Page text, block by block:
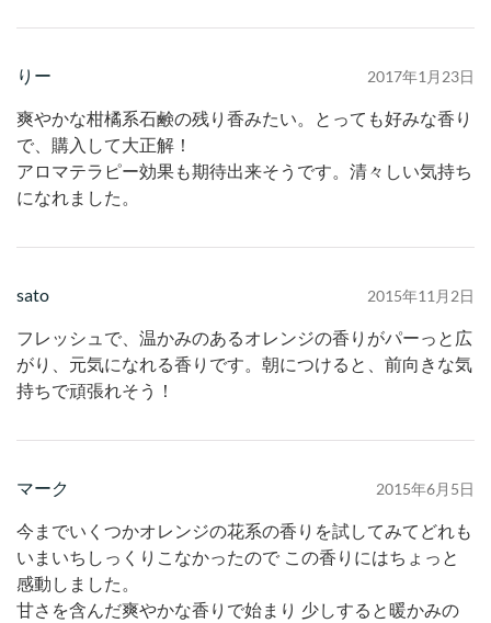
りー 2017年1月23日
爽やかな柑橘系石鹸の残り香みたい。とっても好みな香り
で、購入して大正解！
アロマテラピー効果も期待出来そうです。清々しい気持ち
になれました。
sato 2015年11月2日
フレッシュで、温かみのあるオレンジの香りがパーっと広
がり、元気になれる香りです。朝につけると、前向きな気
持ちで頑張れそう！
マーク 2015年6月5日
今までいくつかオレンジの花系の香りを試してみてどれも
いまいちしっくりこなかったので この香りにはちょっと
感動しました。
甘さを含んだ爽やかな香りで始まり 少しすると暖かみの